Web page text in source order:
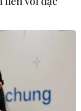
thảo về chương
với phát triển kinh